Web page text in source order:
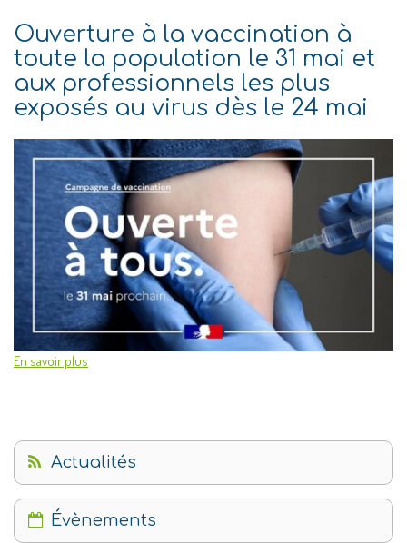
Ouverture à la vaccination à
toute la population le 31 mai et
aux professionnels les plus
exposés au virus dès le 24 mai
En savoir plus
Actualités
Évènements